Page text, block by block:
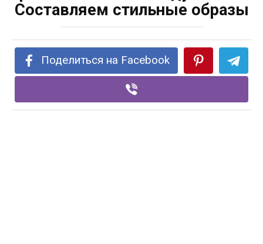
Составляем стильные образы
Поделиться на Facebook